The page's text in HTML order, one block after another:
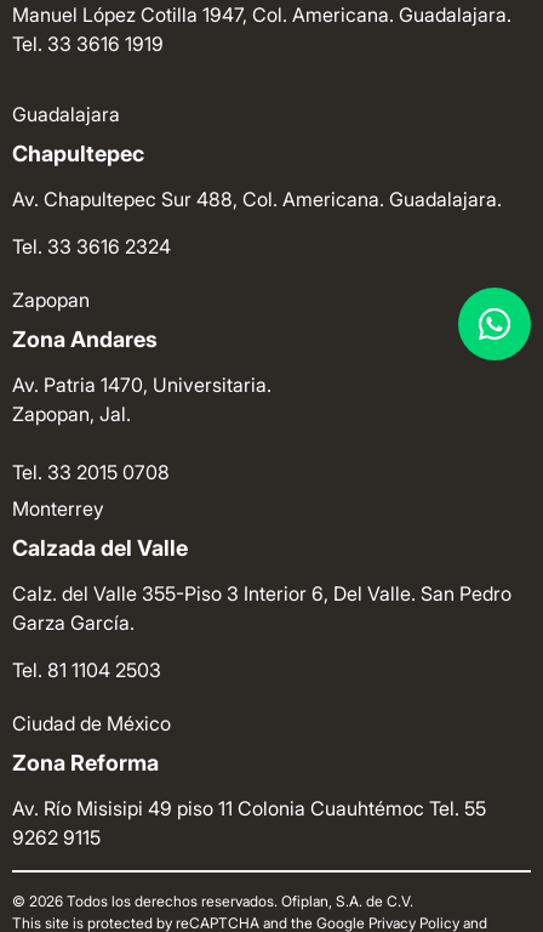
Manuel López Cotilla 1947, Col. Americana. Guadalajara.
Tel. 33 3616 1919
Guadalajara
Chapultepec
Av. Chapultepec Sur 488, Col. Americana. Guadalajara.
Tel. 33 3616 2324
Zapopan
Zona Andares
Av. Patria 1470, Universitaria.
Zapopan, Jal.
Tel. 33 2015 0708
Monterrey
Calzada del Valle
Calz. del Valle 355-Piso 3 Interior 6, Del Valle. San Pedro
Garza García.
Tel. 81 1104 2503
Ciudad de México
Zona Reforma
Av. Río Misisipi 49 piso 11 Colonia Cuauhtémoc Tel. 55
9262 9115
© 2026 Todos los derechos reservados. Ofiplan, S.A. de C.V.
This site is protected by reCAPTCHA and the Google Privacy Policy and